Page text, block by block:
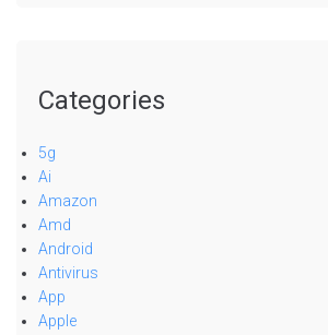
Categories
5g
Ai
Amazon
Amd
Android
Antivirus
App
Apple